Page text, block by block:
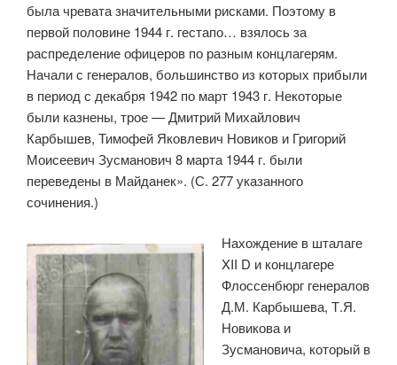
была чревата значительными рисками. Поэтому в
первой половине 1944 г. гестапо… взялось за
распределение офицеров по разным концлагерям.
Начали с генералов, большинство из которых прибыли
в период с декабря 1942 по март 1943 г. Некоторые
были казнены, трое — Дмитрий Михайлович
Карбышев, Тимофей Яковлевич Новиков и Григорий
Моисеевич Зусманович 8 марта 1944 г. были
переведены в Майданек». (С. 277 указанного
сочинения.)
Нахождение в шталаге
XII D и концлагере
Флоссенбюрг генералов
Д.М. Карбышева, Т.Я.
Новикова и
Зусмановича, который в